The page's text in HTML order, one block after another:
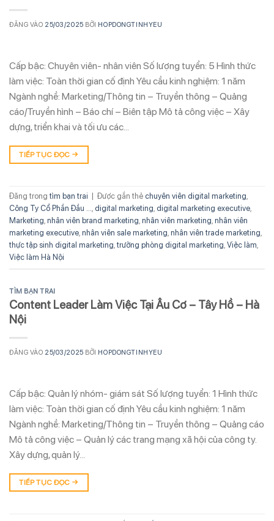
ĐĂNG VÀO 25/03/2025 BỞI HOPDONGTINHYEU
Cấp bậc: Chuyên viên- nhân viên Số lượng tuyển: 5 Hình thức
làm việc: Toàn thời gian cố định Yêu cầu kinh nghiệm: 1 năm
Ngành nghề: Marketing/Thông tin – Truyền thông – Quảng
cáo/Truyền hình – Báo chí – Biên tập Mô tả công việc – Xây
dựng, triển khai và tối ưu các…
TIẾP TỤC ĐỌC →
Đăng trong tìm bạn trai Được gắn thẻ chuyên viên digital marketing
Công Ty Cổ Phần Đầu ...
digital marketing digital marketing executive
Marketing nhân viên brand marketing nhân viên marketing nhân viên
marketing executive nhân viên sale marketing nhân viên trade marketing
thực tập sinh digital marketing trưởng phòng digital marketing Việc làm
Việc làm Hà Nội
TÌM BẠN TRAI
Content Leader Làm Việc Tại Âu Cơ – Tây Hồ – Hà
Nội
ĐĂNG VÀO 25/03/2025 BỞI HOPDONGTINHYEU
Cấp bậc: Quản lý nhóm- giám sát Số lượng tuyển: 1 Hình thức
làm việc: Toàn thời gian cố định Yêu cầu kinh nghiệm: 1 năm
Ngành nghề: Marketing/Thông tin – Truyền thông – Quảng cáo
Mô tả công việc – Quản lý các trang mạng xã hội của công ty.
Xây dựng, quản lý…
TIẾP TỤC ĐỌC →